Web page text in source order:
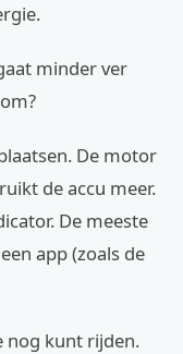
minder ver
De motor
de accu meer.
De meeste
app (zoals de
nog kunt rijden.